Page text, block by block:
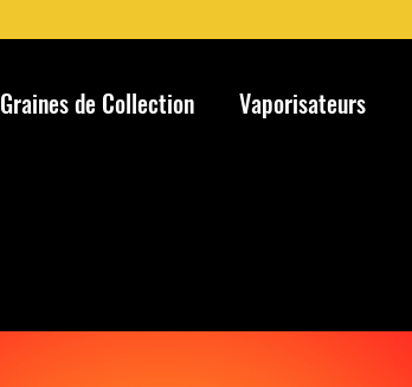
Graines de Collection Vaporisateurs